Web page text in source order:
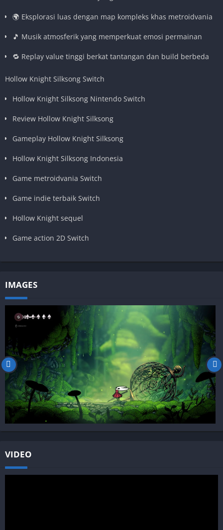
🌍 Eksplorasi luas dengan map kompleks khas metroidvania
🎵 Musik atmosferik yang memperkuat emosi permainan
🔁 Replay value tinggi berkat tantangan dan build berbeda
Hollow Knight Silksong Switch
Hollow Knight Silksong Nintendo Switch
Review Hollow Knight Silksong
Gameplay Hollow Knight Silksong
Hollow Knight Silksong Indonesia
Game metroidvania Switch
Game indie terbaik Switch
Hollow Knight sequel
Game action 2D Switch
IMAGES
VIDEO